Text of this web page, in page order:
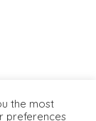
the most
preferences